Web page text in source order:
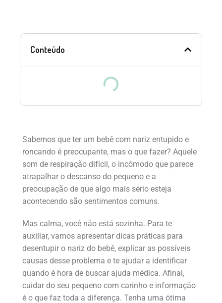
Conteúdo
Sabemos que ter um bebê com nariz entupido e
roncando é preocupante, mas o que fazer? Aquele
som de respiração difícil, o incômodo que parece
atrapalhar o descanso do pequeno e a
preocupação de que algo mais sério esteja
acontecendo são sentimentos comuns.
Mas calma, você não está sozinha. Para te
auxiliar, vamos apresentar dicas práticas para
desentupir o nariz do bebê, explicar as possíveis
causas desse problema e te ajudar a identificar
quando é hora de buscar ajuda médica. Afinal,
cuidar do seu pequeno com carinho e informação
é o que faz toda a diferença. Tenha uma ótima